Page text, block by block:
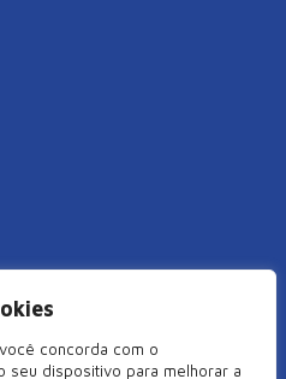
concorda com o
seu dispositivo para melhorar a
CNDL